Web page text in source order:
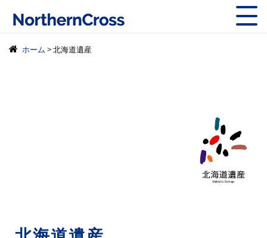
株式会社ノーザン
ホーム > 北海道遺産